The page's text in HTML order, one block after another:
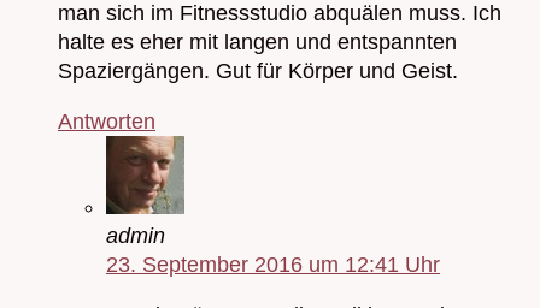
man sich im Fitnessstudio abquälen muss. Ich
halte es eher mit langen und entspannten
Spaziergängen. Gut für Körper und Geist.
Antworten
admin
23. September 2016 um 12:41 Uhr